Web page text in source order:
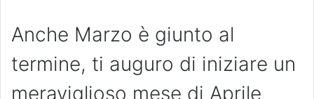
Anche Marzo è giunto al
termine, ti auguro di iniziare un
meraviglioso mese di Aprile